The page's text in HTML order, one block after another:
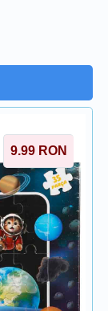
9.99 RON